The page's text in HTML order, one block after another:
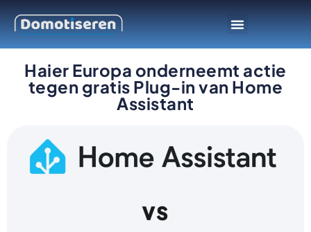
Haier Europa onderneemt actie
tegen gratis Plug-in van Home
Assistant